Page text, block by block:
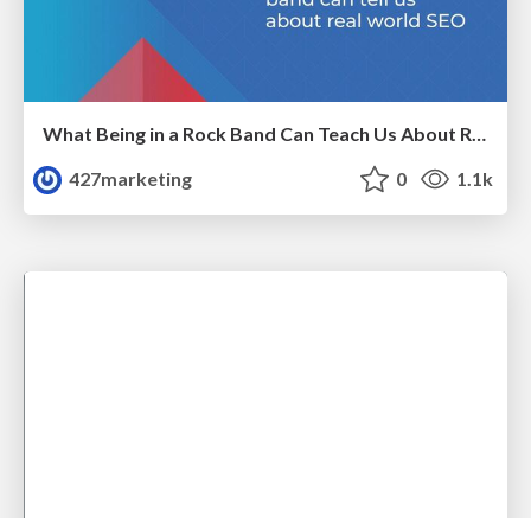
What Being in a Rock Band Can Teach Us About Real World SEO
427marketing
0 1.1k